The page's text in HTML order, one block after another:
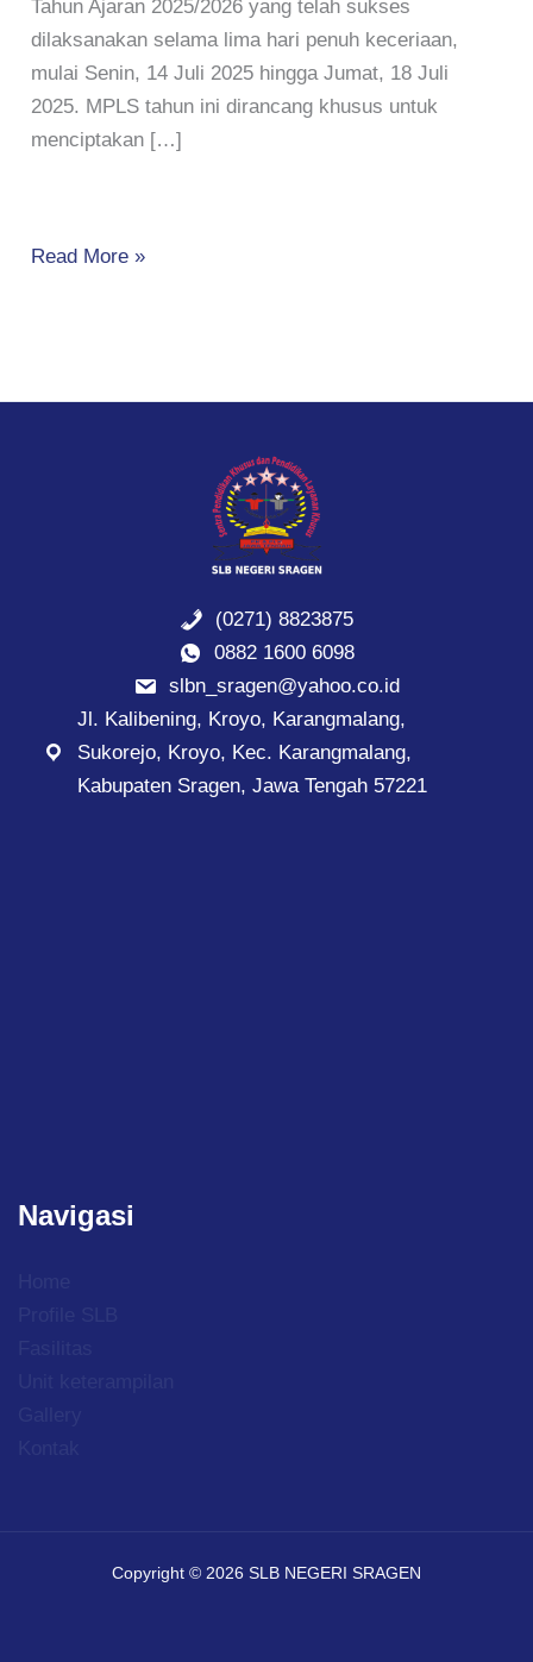
Tahun Ajaran 2025/2026 yang telah sukses
dilaksanakan selama lima hari penuh keceriaan,
mulai Senin, 14 Juli 2025 hingga Jumat, 18 Juli
2025. MPLS tahun ini dirancang khusus untuk
menciptakan […]
Read More »
(0271) 8823875
0882 1600 6098
slbn_sragen@yahoo.co.id
Jl. Kalibening, Kroyo, Karangmalang,
Sukorejo, Kroyo, Kec. Karangmalang,
Kabupaten Sragen, Jawa Tengah 57221
Navigasi
Copyright © 2026 SLB NEGERI SRAGEN